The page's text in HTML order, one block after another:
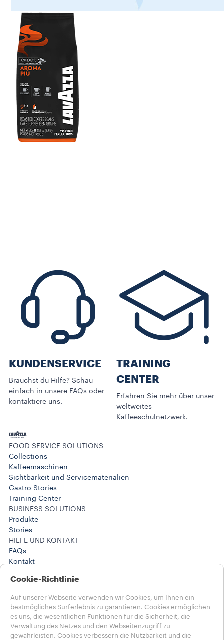
KUNDENSERVICE​
Brauchst du Hilfe? Schau
einfach in unsere FAQs oder
kontaktiere uns.
TRAINING
CENTER
Erfahren Sie mehr über unser
weltweites
Kaffeeschulnetzwerk.
FOOD SERVICE SOLUTIONS
Collections
Kaffeemaschinen
Sichtbarkeit und Servicematerialien
Gastro Stories
Training Center
BUSINESS SOLUTIONS
Produkte
Stories
HILFE UND KONTAKT
FAQs
Kontakt
Nutzungsbedingungen​
Wähle dein Land aus​
ÖSTERREICH
ÖSTERREICH
ANDERE LÄNDER
Cookie-Richtlinie
Auf unserer Webseite verwenden wir Cookies, um Ihnen ein
bestmögliches Surferlebnis zu garantieren. Cookies ermöglichen
es uns, die wesentlichen Funktionen für die Sicherheit, die
Verwaltung des Netzes und den Webseitenzugriff zu
gewährleisten. Cookies verbessern die Nutzbarkeit und die